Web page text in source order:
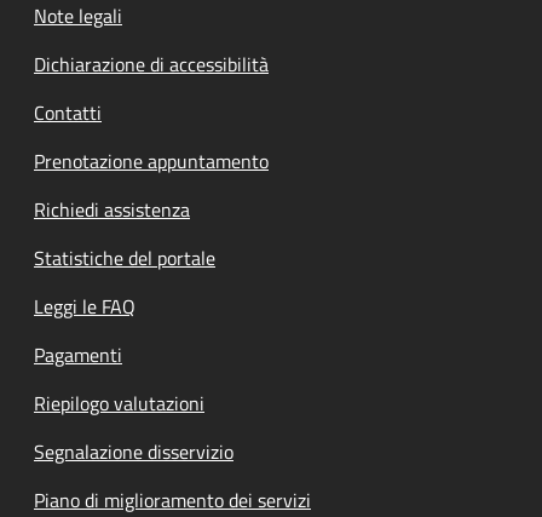
Note legali
Dichiarazione di accessibilità
Contatti
Prenotazione appuntamento
Richiedi assistenza
Statistiche del portale
Leggi le FAQ
Pagamenti
Riepilogo valutazioni
Segnalazione disservizio
Piano di miglioramento dei servizi